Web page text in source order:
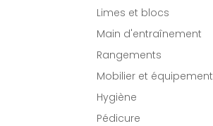
Limes et blocs
Main d'entraînement
Rangements
Mobilier et équipement
Hygiène
Pédicure